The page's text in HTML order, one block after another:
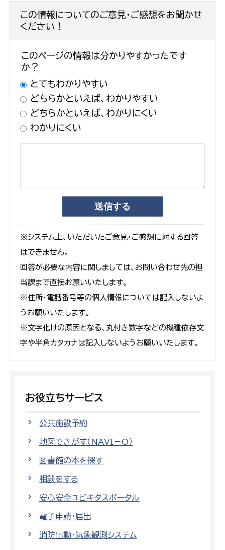
この情報についてのご意見・ご感想をお聞かせ
ください！
このページの情報は分かりやすかったです
か？
とてもわかりやすい
どちらかといえば、わかりやすい
どちらかといえば、わかりにくい
わかりにくい
※システム上、いただいたご意見・ご感想に対する回答
はできません。
回答が必要な内容に関しましては、お問い合わせ先の担
当課まで直接お願いいたします。
※住所・電話番号等の個人情報については記入しないよ
うお願いいたします。
※文字化けの原因となる、丸付き数字などの機種依存文
字や半角カタカナは記入しないようお願いいたします。
お役立ちサービス
公共施設予約
地図でさがす（NAVI－O）
図書館の本を探す
相談をする
安心安全ユビキタスポータル
電子申請・届出
消防出動・気象観測システム